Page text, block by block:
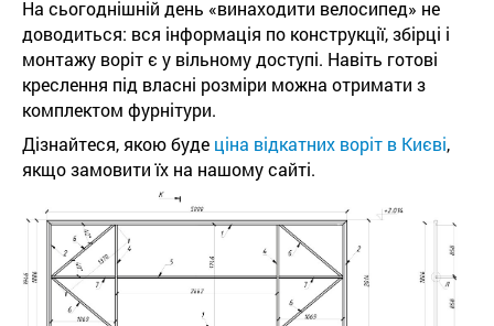
На сьогоднішній день «винаходити велосипед» не
доводиться: вся інформація по конструкції, збірці і
монтажу воріт є у вільному доступі. Навіть готові
креслення під власні розміри можна отримати з
комплектом фурнітури.
Дізнайтеся, якою буде ціна відкатних воріт в Києві,
якщо замовити їх на нашому сайті.